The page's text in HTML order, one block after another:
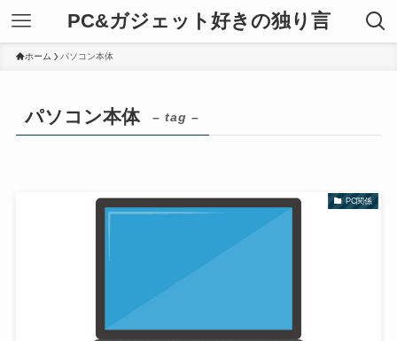
PC&ガジェット好きの独り言
ホーム パソコン本体
パソコン本体 – tag –
PC関係